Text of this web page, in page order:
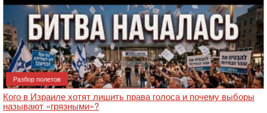
Разбор полетов
Кого в Израиле хотят лишить права голоса и почему выборы
называют «грязными»?